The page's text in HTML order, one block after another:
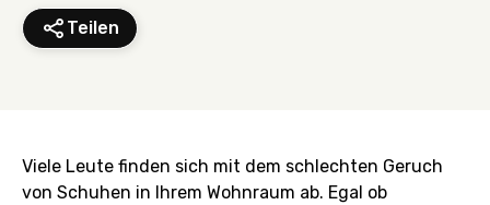
Teilen
Viele Leute finden sich mit dem schlechten Geruch
von Schuhen in Ihrem Wohnraum ab. Egal ob